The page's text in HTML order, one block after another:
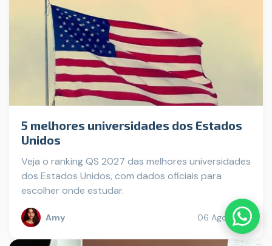
5 melhores universidades dos Estados
Unidos
Veja o ranking QS 2027 das melhores universidades
dos Estados Unidos, com dados oficiais para
escolher onde estudar.
Amy 06 Ago 2026